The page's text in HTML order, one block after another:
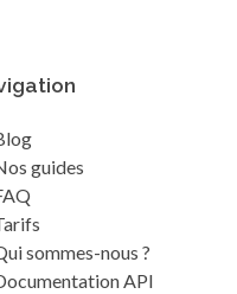
guides
sommes-nous ?
API